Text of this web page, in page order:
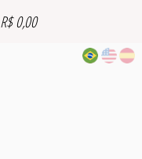
R$ 0,00